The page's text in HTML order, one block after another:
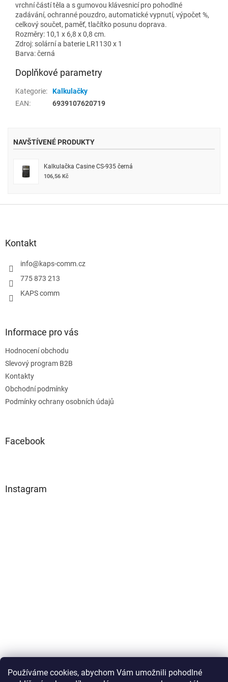
Používáme cookies, abychom Vám umožnili pohodlné
vrchní částí těla a s gumovou klávesnicí pro pohodlné
zadávání, ochranné pouzdro, automatické vypnutí, výpočet %,
celkový součet, paměť, tlačítko posunu doprava.
Rozměry: 10,1 x 6,8 x 0,8 cm.
Zdroj: solární a baterie LR1130 x 1
Barva: černá
Doplňkové parametry
Kategorie:
Kalkulačky
EAN: 6939107620719
NAVŠTÍVENÉ PRODUKTY
Kalkulačka Casine CS-935 černá
106,56 Kč
Kontakt
info@kaps-comm.cz
775 873 213
KAPS comm
Informace pro vás
Hodnocení obchodu
Slevový program B2B
Kontakty
Obchodní podmínky
Podmínky ochrany osobních údajů
Facebook
Instagram
Sledovat na Instagramu